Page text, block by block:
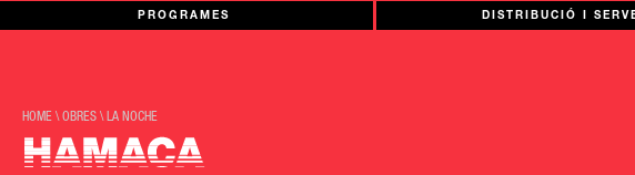
PROGRAMES DISTRIBUCIÓ I
HOME\OBRES\ LA NOCHE